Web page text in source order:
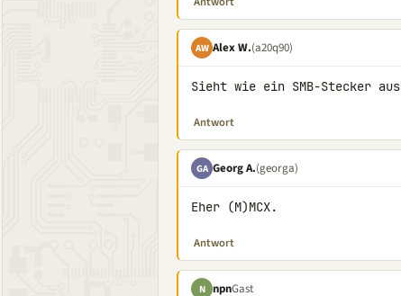
AW Alex W.(a20q90)
Sieht wie ein SMB-Stecker aus
Antwort
GA Georg A.(georga)
Eher (M)MCX.
Antwort
N npnGast